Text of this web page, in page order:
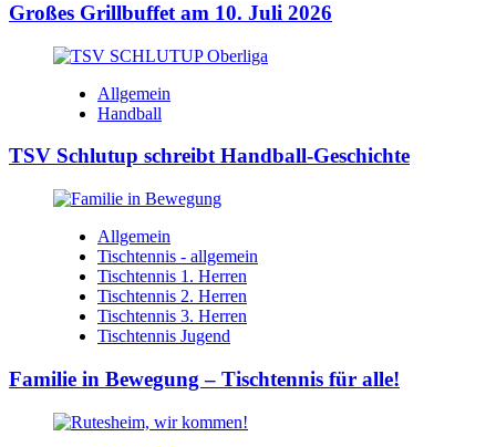
Großes Grillbuffet am 10. Juli 2026
Allgemein
Handball
TSV Schlutup schreibt Handball-Geschichte
Allgemein
Tischtennis - allgemein
Tischtennis 1. Herren
Tischtennis 2. Herren
Tischtennis 3. Herren
Tischtennis Jugend
Familie in Bewegung – Tischtennis für alle!